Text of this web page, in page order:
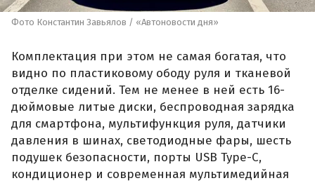
Фото Константин Завьялов / «Автоновости дня»
Комплектация при этом не самая богатая, что
видно по пластиковому ободу руля и тканевой
отделке сидений. Тем не менее в ней есть 16-
дюймовые литые диски, беспроводная зарядка
для смартфона, мультифункция руля, датчики
давления в шинах, светодиодные фары, шесть
подушек безопасности, порты USB Type-C,
кондиционер и современная мультимедийная